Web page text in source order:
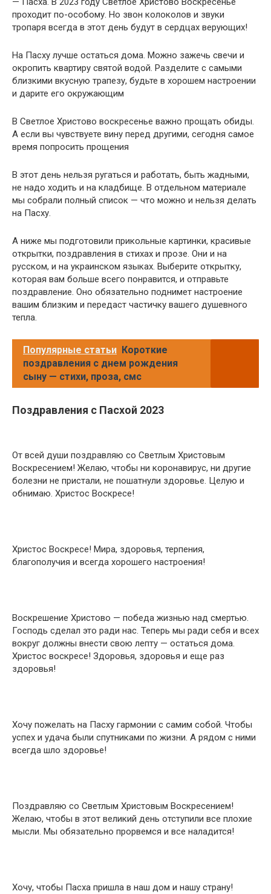
проходит по-особому. Но звон колоколов и звуки
тропаря всегда в этот день будут в сердцах верующих!
На Пасху лучше остаться дома. Можно зажечь свечи и
окропить квартиру святой водой. Разделите с самыми
близкими вкусную трапезу, будьте в хорошем настроении
и дарите его окружающим
В Светлое Христово воскресенье важно прощать обиды.
А если вы чувствуете вину перед другими, сегодня самое
время попросить прощения
В этот день нельзя ругаться и работать, быть жадными,
не надо ходить и на кладбище. В отдельном материале
мы собрали полный список — что можно и нельзя делать
на Пасху.
А ниже мы подготовили прикольные картинки, красивые
открытки, поздравления в стихах и прозе. Они и на
русском, и на украинском языках. Выберите открытку,
которая вам больше всего понравится, и отправьте
поздравление. Оно обязательно поднимет настроение
вашим близким и передаст частичку вашего душевного
тепла.
Популярные статьи Короткие
поздравления с днем рождения
сыну — стихи, проза, смс
Поздравления с Пасхой 2023
От всей души поздравляю со Светлым Христовым
Воскресением! Желаю, чтобы ни коронавирус, ни другие
болезни не пристали, не пошатнули здоровье. Целую и
обнимаю. Христос Воскресе!
Христос Воскресе! Мира, здоровья, терпения,
благополучия и всегда хорошего настроения!
Воскрешение Христово — победа жизнью над смертью.
Господь сделал это ради нас. Теперь мы ради себя и всех
вокруг должны внести свою лепту — остаться дома.
Христос воскресе! Здоровья, здоровья и еще раз
здоровья!
Хочу пожелать на Пасху гармонии с самим собой. Чтобы
успех и удача были спутниками по жизни. А рядом с ними
всегда шло здоровье!
Поздравляю со Светлым Христовым Воскресением!
Желаю, чтобы в этот великий день отступили все плохие
мысли. Мы обязательно прорвемся и все наладится!
Хочу, чтобы Пасха пришла в наш дом и нашу страну!